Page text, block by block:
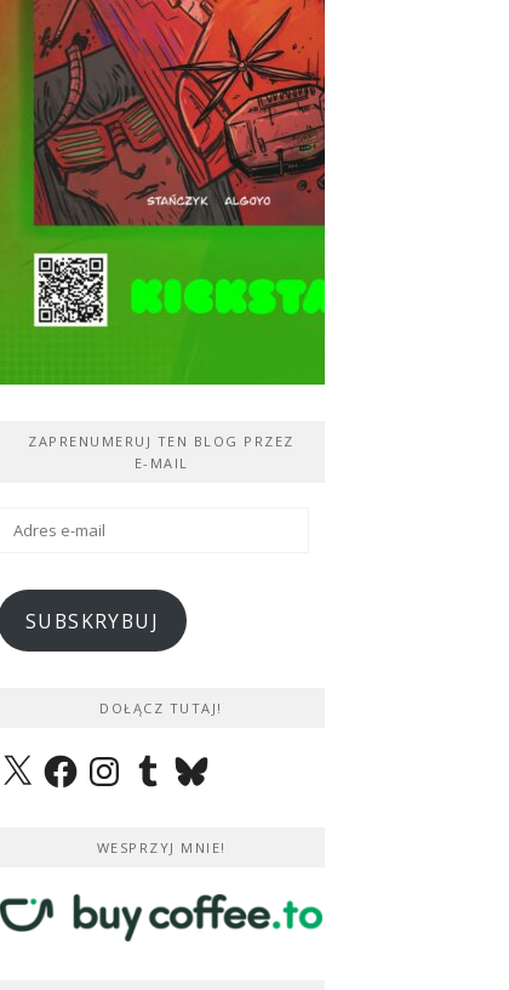
ZAPRENUMERUJ TEN BLOG PRZEZ
E-MAIL
Adres
SUBSKRYBUJ
DOŁĄCZ TUTAJ!
X FacebookInstagramTumblrBluesky
WESPRZYJ MNIE!